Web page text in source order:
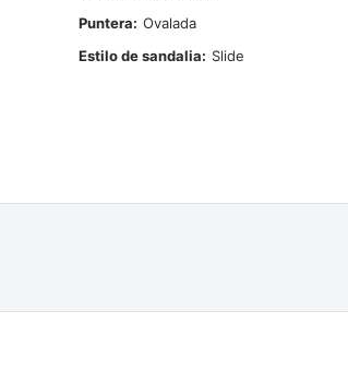
Puntera
Ovalada
Estilo de sandalia
Slide